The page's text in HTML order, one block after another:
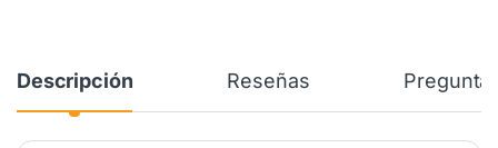
Descripción Reseñas